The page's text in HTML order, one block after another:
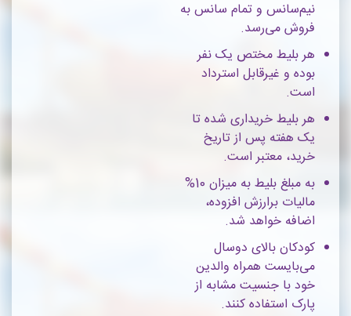
نیم‌سانس و تمام سانس به
فروش می‌رسد.
هر بلیط مختص یک نفر
بوده و غیرقابل استرداد
است.
هر بلیط خریداری شده تا
یک هفته پس از تاریخ
خرید، معتبر است.
به مبلغ بلیط به میزان 10%
مالیات برارزش افزوده،
اضافه خواهد شد.
کودکان بالای دوسال
می‌بایست همراه والدین
خود با جنسیت مشابه از
پارک استفاده کنند.